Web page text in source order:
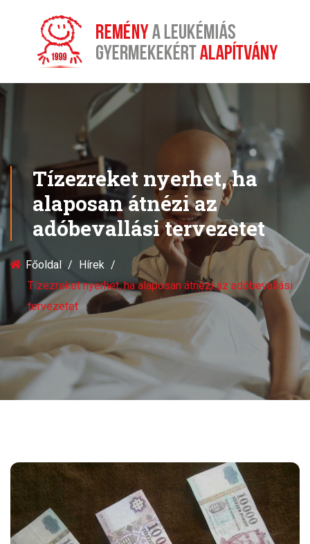
Tízezreket nyerhet, ha
alaposan átnézi az
adóbevallási tervezetet
Főoldal
Hírek
Tízezreket nyerhet, ha alaposan átnézi az adóbevallási
tervezetet